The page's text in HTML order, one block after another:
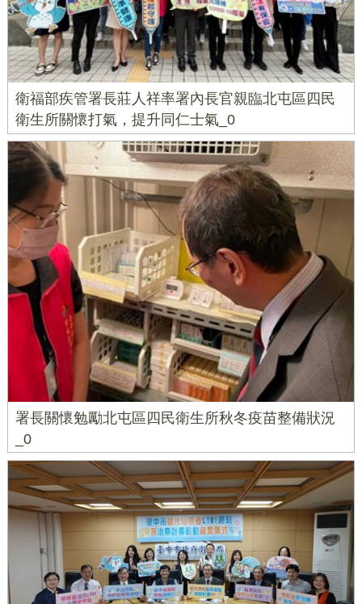
衛福部疾管署長莊人祥率署內長官親臨北屯區四民
衛生所關懷打氣，提升同仁士氣_0
署長關懷勉勵北屯區四民衛生所秋冬疫苗整備狀況
_0